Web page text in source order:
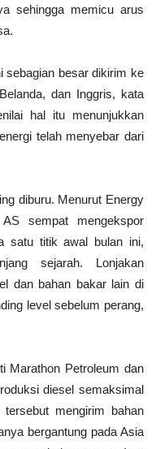
sehingga memicu arus
sebagian besar dikirim ke
dan Inggris, kata
hal itu menunjukkan
telah menyebar dari
diburu. Menurut Energy
sempat mengekspor
satu titik awal bulan ini,
sejarah. Lonjakan
dan bahan bakar lain di
level sebelum perang,
Marathon Petroleum dan
diesel semaksimal
tersebut mengirim bahan
bergantung pada Asia